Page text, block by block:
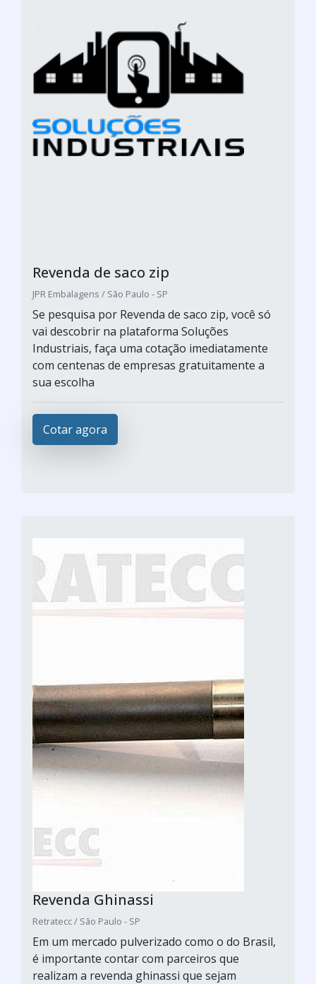
Revenda de saco zip
JPR Embalagens / São Paulo - SP
Se pesquisa por Revenda de saco zip, você só
vai descobrir na plataforma Soluções
Industriais, faça uma cotação imediatamente
com centenas de empresas gratuitamente a
sua escolha
Cotar agora
Revenda Ghinassi
Retratecc / São Paulo - SP
Em um mercado pulverizado como o do Brasil,
é importante contar com parceiros que
realizam a revenda ghinassi que sejam